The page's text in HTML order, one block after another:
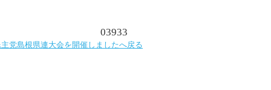
03933
党島根県連大会を開催しましたへ戻る